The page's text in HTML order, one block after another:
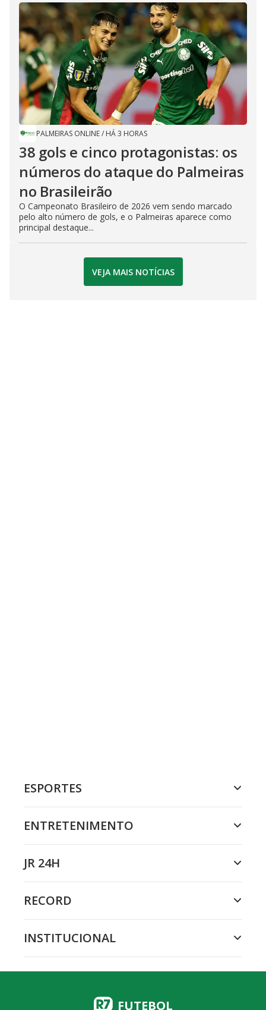
PALMEIRAS ONLINE/ HÁ 3 HORAS
38 gols e cinco protagonistas: os
números do ataque do Palmeiras
no Brasileirão
O Campeonato Brasileiro de 2026 vem sendo marcado
pelo alto número de gols, e o Palmeiras aparece como
principal destaque...
VEJA MAIS NOTÍCIAS
ESPORTES
ENTRETENIMENTO
JR 24H
RECORD
INSTITUCIONAL
FUTEBOL